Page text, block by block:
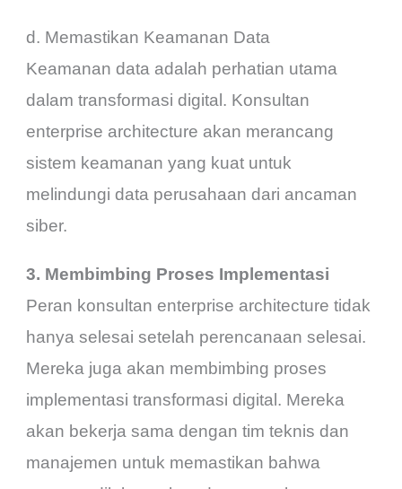
d. Memastikan Keamanan Data
Keamanan data adalah perhatian utama
dalam transformasi digital. Konsultan
enterprise architecture akan merancang
sistem keamanan yang kuat untuk
melindungi data perusahaan dari ancaman
siber.
3. Membimbing Proses Implementasi
Peran konsultan enterprise architecture tidak
hanya selesai setelah perencanaan selesai.
Mereka juga akan membimbing proses
implementasi transformasi digital. Mereka
akan bekerja sama dengan tim teknis dan
manajemen untuk memastikan bahwa